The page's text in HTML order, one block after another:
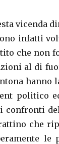
vicenda
infatti
che non
al di
hanno
politico
confronti
che